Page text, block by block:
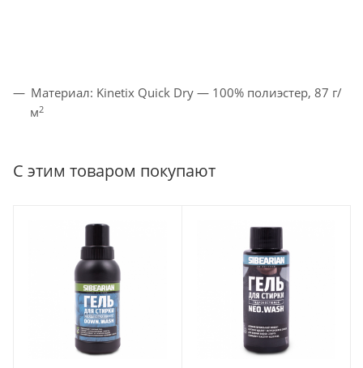
Материал: Kinetix Quick Dry — 100% полиэстер, 87 г/
м2
С этим товаром покупают